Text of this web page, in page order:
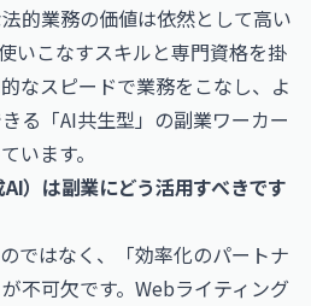
的業務の価値は依然として高い
いこなすスキルと専門資格を掛
なスピードで業務をこなし、よ
る「AI共生型」の副業ワーカー
います。
）は副業にどう活用すべきです
ではなく、「効率化のパートナ
不可欠です。Webライティング